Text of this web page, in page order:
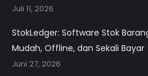
Juli 11, 2026
StokLedger: Software Stok
Mudah, Offline, dan Sekali Bayar
Juni 27, 2026